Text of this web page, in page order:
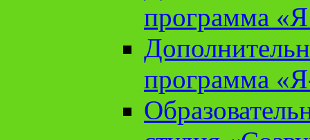
программа «Я
программа